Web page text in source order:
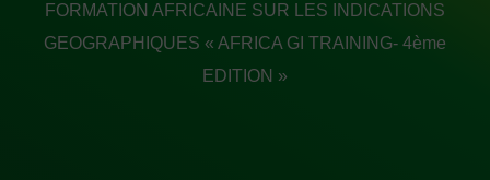
FORMATION AFRICAINE SUR LES INDICATIONS
GEOGRAPHIQUES « AFRICA GI TRAINING- 4ème
EDITION »